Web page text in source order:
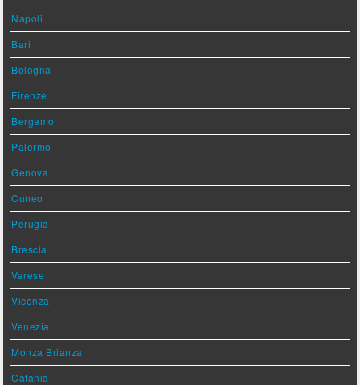
Napoli
Bari
Bologna
Firenze
Bergamo
Palermo
Genova
Cuneo
Perugia
Brescia
Varese
Vicenza
Venezia
Monza Brianza
Catania